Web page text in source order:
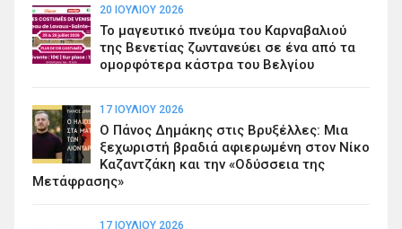
20 ΙΟΥΛΊΟΥ 2026
Το μαγευτικό πνεύμα του Καρναβαλιού
της Βενετίας ζωντανεύει σε ένα από τα
ομορφότερα κάστρα του Βελγίου
17 ΙΟΥΛΊΟΥ 2026
Ο Πάνος Δημάκης στις Βρυξέλλες: Μια
ξεχωριστή βραδιά αφιερωμένη στον Νίκο
Καζαντζάκη και την «Οδύσσεια της
Μετάφρασης»
17 ΙΟΥΛΊΟΥ 2026